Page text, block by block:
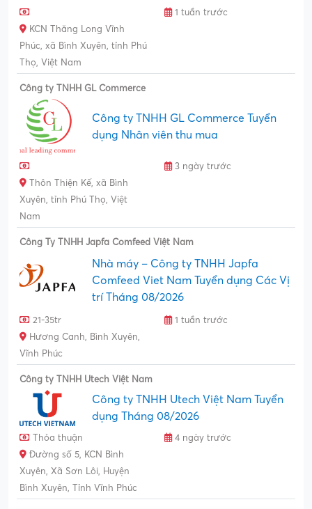
1 tuần trước
KCN Thăng Long Vĩnh
Phúc, xã Bình Xuyên, tỉnh Phú
Thọ, Việt Nam
Công ty TNHH GL Commerce
Công ty TNHH GL Commerce Tuyển
dụng Nhân viên thu mua
3 ngày trước
Thôn Thiện Kế, xã Bình
Xuyên, tỉnh Phú Thọ, Việt
Nam
Công Ty TNHH Japfa Comfeed Việt Nam
Nhà máy – Công ty TNHH Japfa
Comfeed Viet Nam Tuyển dụng Các Vị
trí Tháng 08/2026
21-35tr
1 tuần trước
Hương Canh, Bình Xuyên,
Vĩnh Phúc
Công ty TNHH Utech Việt Nam
Công ty TNHH Utech Việt Nam Tuyển
dụng Tháng 08/2026
Thỏa thuận
4 ngày trước
Đường số 5, KCN Bình
Xuyên, Xã Sơn Lôi, Huyện
Bình Xuyên, Tỉnh Vĩnh Phúc